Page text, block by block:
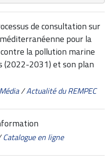
de consultation sur
pour la
la pollution marine
(2022-2031) et son plan
/Actualité du REMPEC
Catalogue en ligne